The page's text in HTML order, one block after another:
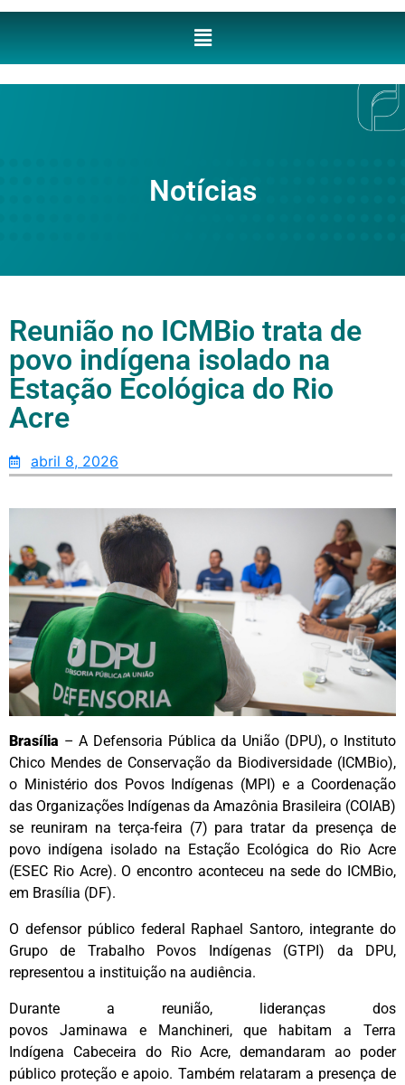
Notícias
Reunião no ICMBio trata de
povo indígena isolado na
Estação Ecológica do Rio
Acre
abril 8, 2026
Brasília – A Defensoria Pública da União (DPU), o Instituto
Chico Mendes de Conservação da Biodiversidade (ICMBio),
o Ministério dos Povos Indígenas (MPI) e a Coordenação
das Organizações Indígenas da Amazônia Brasileira (COIAB)
se reuniram na terça-feira (7) para tratar da presença de
povo indígena isolado na Estação Ecológica do Rio Acre
(ESEC Rio Acre). O encontro aconteceu na sede do ICMBio,
em Brasília (DF).
O defensor público federal Raphael Santoro, integrante do
Grupo de Trabalho Povos Indígenas (GTPI) da DPU,
representou a instituição na audiência.
Durante a reunião, lideranças dos
povos Jaminawa e Manchineri, que habitam a Terra
Indígena Cabeceira do Rio Acre, demandaram ao poder
público proteção e apoio. Também relataram a presença de